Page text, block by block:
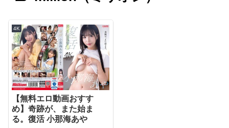
4K
【無料エロ動画おすす
め】奇跡が、また始ま
る。復活 小那海あや